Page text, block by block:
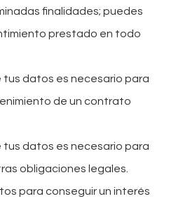
finalidades; puedes
prestado en todo
datos es necesario para
de un contrato
datos es necesario para
obligaciones legales.
para conseguir un interés